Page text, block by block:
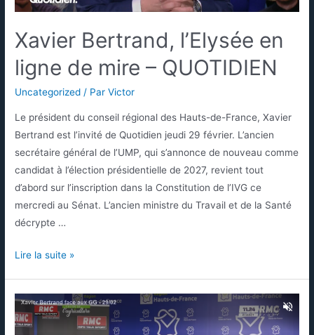
Xavier Bertrand, l’Elysée en
ligne de mire – QUOTIDIEN
Uncategorized / ParVictor
Le président du conseil régional des Hauts-de-France, Xavier
Bertrand est l’invité de Quotidien jeudi 29 février. L’ancien
secrétaire général de l’UMP, qui s’annonce de nouveau comme
candidat à l’élection présidentielle de 2027, revient tout
d’abord sur l’inscription dans la Constitution de l’IVG ce
mercredi au Sénat. L’ancien ministre du Travail et de la Santé
décrypte …
Lire la suite »